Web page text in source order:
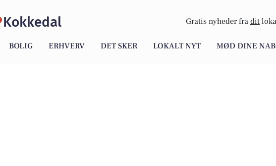
Kokkedal Gratis nyheder fra dit
BOLIG ERHVERV DET SKER LOKALT NYT MØD DINE